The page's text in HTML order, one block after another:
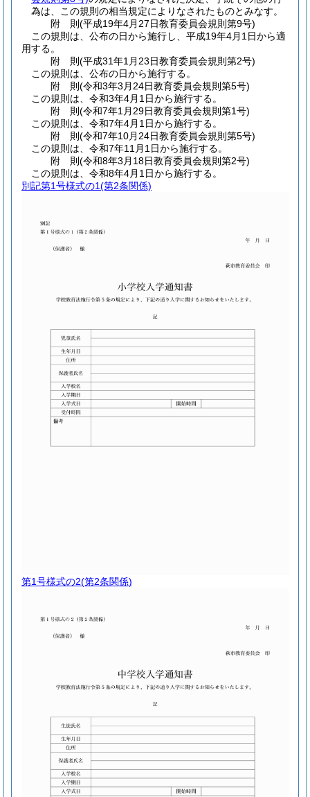
為は、この規則の相当規定によりなされたものとみなす。
附 則(平成19年4月27日教育委員会規則第9号)
この規則は、公布の日から施行し、平成19年4月1日から適
用する。
附 則(平成31年1月23日教育委員会規則第2号)
この規則は、公布の日から施行する。
附 則(令和3年3月24日教育委員会規則第5号)
この規則は、令和3年4月1日から施行する。
附 則(令和7年1月29日教育委員会規則第1号)
この規則は、令和7年4月1日から施行する。
附 則(令和7年10月24日教育委員会規則第5号)
この規則は、令和7年11月1日から施行する。
附 則(令和8年3月18日教育委員会規則第2号)
この規則は、令和8年4月1日から施行する。
別記第1号様式の1(第2条関係)
第1号様式の2(第2条関係)